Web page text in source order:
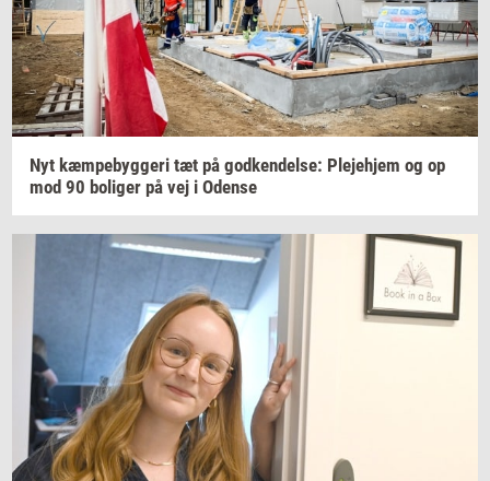
Nyt kæm­pe­byg­ge­ri tæt på god­ken­del­se: Ple­je­hjem og op
mod 90 bo­li­ger på vej i Oden­se